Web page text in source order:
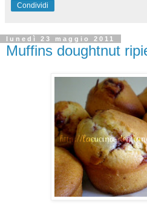
Condividi
lunedì 23 maggio 2011
Muffins doughtnut